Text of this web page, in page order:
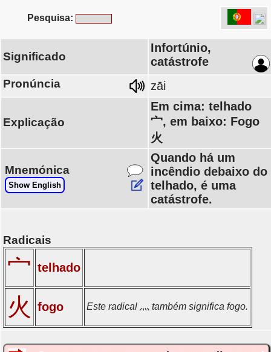
Pesquisa:
Significado
Infortúnio,
catástrofe
Pronúncia zāi
Explicação
Em cima: telhado
宀, em baixo: Fogo
火
Mnemónica
Show English
Quando há um
incêndio debaixo do
telhado, é uma
catástrofe.
Radicais
宀 telhado
火 fogo Este radical 灬 também significa fogo.